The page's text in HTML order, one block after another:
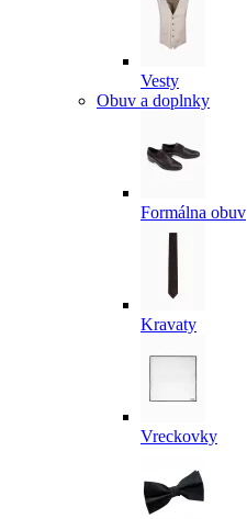
Vesty
Obuv a doplnky
Formálna obuv
Kravaty
Vreckovky